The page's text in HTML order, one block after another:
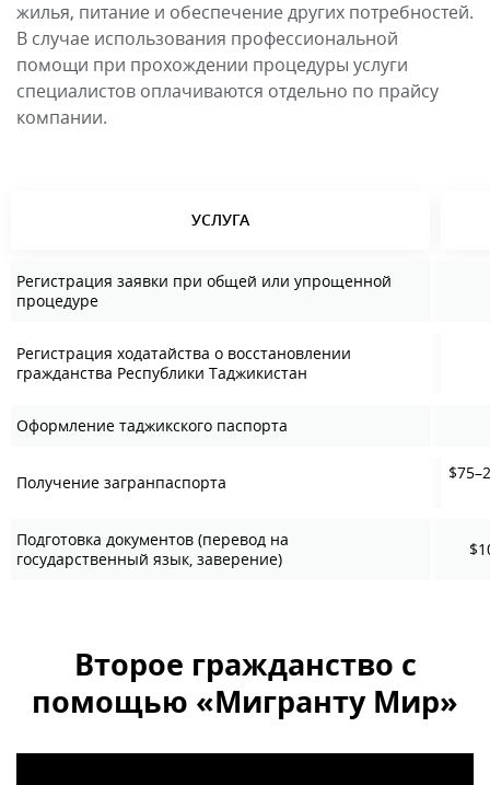
жилья, питание и обеспечение других потребностей.
В случае использования профессиональной
помощи при прохождении процедуры услуги
специалистов оплачиваются отдельно по прайсу
компании.
УСЛУГА
Регистрация заявки при общей или упрощенной
процедуре
Регистрация ходатайства о восстановлении
гражданства Республики Таджикистан
Оформление таджикского паспорта
Получение загранпаспорта
Подготовка документов (перевод на
государственный язык, заверение)
Второе гражданство с
помощью «Мигранту Мир»